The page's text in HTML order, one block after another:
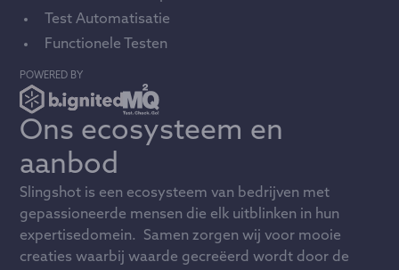
Test Automatisatie
Functionele Testen
POWERED BY
Ons ecosysteem en
aanbod
Slingshot is een ecosysteem van bedrijven met
gepassioneerde mensen die elk uitblinken in hun
expertisedomein. Samen zorgen wij voor mooie
creaties waarbij waarde gecreëerd wordt door de